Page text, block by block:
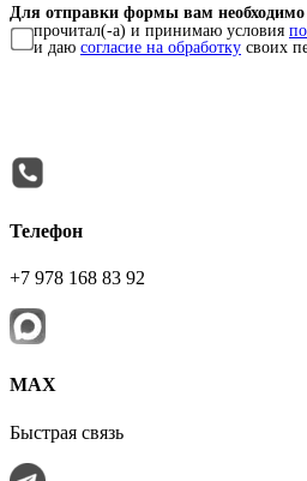
Для отправки формы вам
прочитал(-а) и принимаю условия
и даю согласие на обработку своих
Телефон
+7 978 168 83 92
МАХ
Быстрая связь